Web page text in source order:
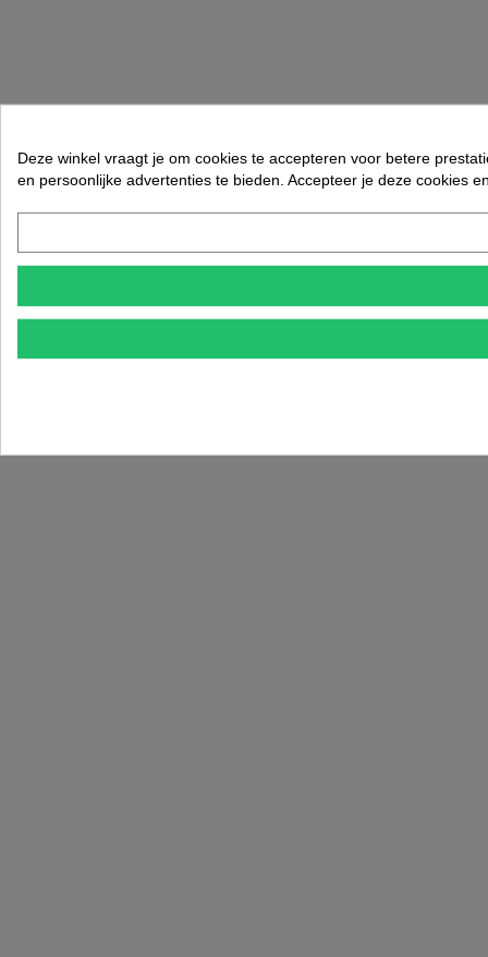
Deze winkel vraagt je om cookies te accepteren voor betere
en persoonlijke advertenties te bieden. Accepteer je deze cookies